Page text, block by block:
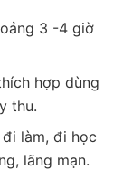
3 -4 giờ
hợp dùng
thu.
làm, đi học
lãng mạn.